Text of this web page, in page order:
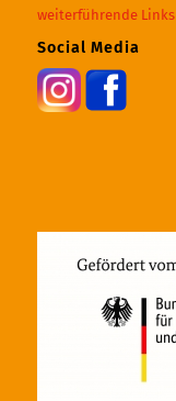
weiterführende Links
Social Media